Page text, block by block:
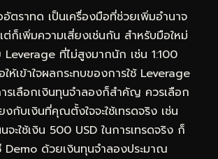
ตราทด เป็นเครื่องมือที่ช่วยเพิ่มอำนาจ
ก็เพิ่มความเสี่ยงเช่นกัน สำหรับมือใหม่
Leverage ที่ไม่สูงมากนัก เช่น 1:100
ห้เข้าใจผลกระทบของการใช้ Leverage
รเลือกเงินทุนจำลองก็สำคัญ ควรเลือก
งกับเงินที่คุณตั้งใจจะใช้เทรดจริง เช่น
ะใช้เงิน 500 USD ในการเทรดจริง ก็
ด้วยเงินทุนจำลองประมาณ